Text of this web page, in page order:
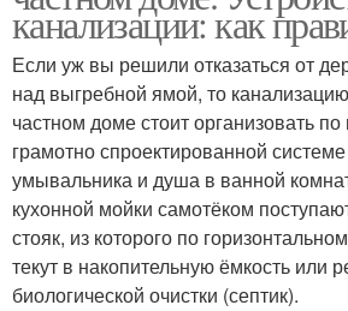
канализации: как
Если уж вы решили отказаться от
над выгребной ямой, то
частном доме стоит организовать
грамотно спроектированной системе
умывальника и душа в ванной
кухонной мойки самотёком
стояк, из которого по
текут в накопительную ёмкость или
биологической очистки (септик).